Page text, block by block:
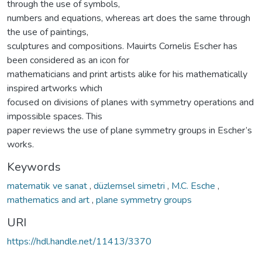
through the use of symbols,
numbers and equations, whereas art does the same through
the use of paintings,
sculptures and compositions. Mauirts Cornelis Escher has
been considered as an icon for
mathematicians and print artists alike for his mathematically
inspired artworks which
focused on divisions of planes with symmetry operations and
impossible spaces. This
paper reviews the use of plane symmetry groups in Escher’s
works.
Keywords
matematik ve sanat, düzlemsel simetri , M.C. Esche ,
mathematics and art, plane symmetry groups
URI
https://hdl.handle.net/11413/3370